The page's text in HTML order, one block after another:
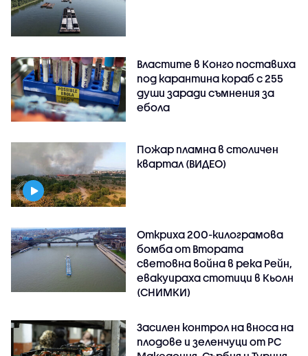
Властите в Конго поставиха
под карантина кораб с 255
души заради съмнения за
ебола
Пожар пламна в столичен
квартал (ВИДЕО)
Откриха 200-килограмова
бомба от Втората
световна война в река Рейн,
евакуираха стотици в Кьолн
(СНИМКИ)
Засилен контрол на вноса на
плодове и зеленчуци от РС